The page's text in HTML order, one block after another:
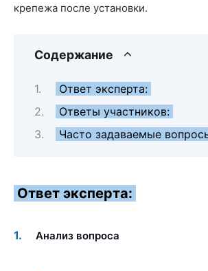
крепежа после установки.
Содержание
Ответ эксперта:
Ответы участников:
Часто задаваемые
Ответ эксперта:
Анализ вопроса